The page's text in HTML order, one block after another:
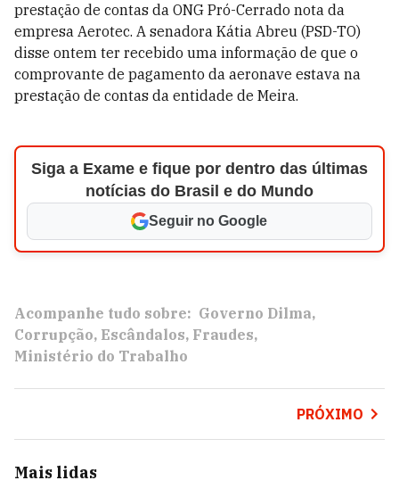
prestação de contas da ONG Pró-Cerrado nota da
empresa Aerotec. A senadora Kátia Abreu (PSD-TO)
disse ontem ter recebido uma informação de que o
comprovante de pagamento da aeronave estava na
prestação de contas da entidade de Meira.
Siga a Exame e fique por dentro das últimas
notícias do Brasil e do Mundo
Seguir no Google
Acompanhe tudo sobre: Governo Dilma
Corrupção Escândalos Fraudes
Ministério do Trabalho
PRÓXIMO
Mais lidas